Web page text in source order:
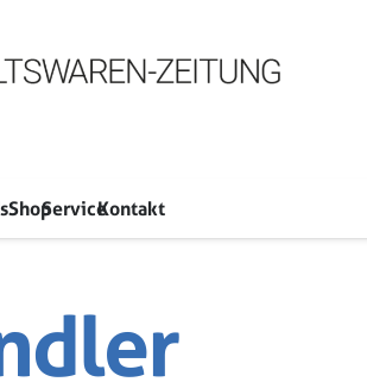
ShopServiceKontakt